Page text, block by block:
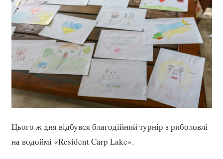
Цього ж дня відбувся благодійний турнір з риболовлі
на водоймі «Resident Carp Lake».